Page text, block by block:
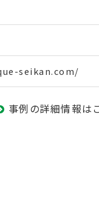
seikan.com/
事例の詳細情報は